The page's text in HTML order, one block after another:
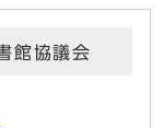
館協議会